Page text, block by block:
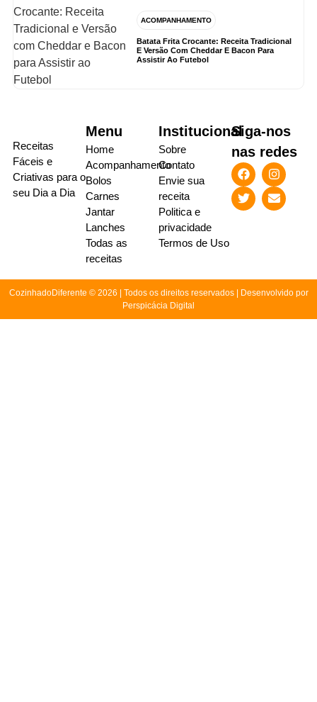
ACOMPANHAMENTO
Batata Frita Crocante: Receita Tradicional
E Versão Com Cheddar E Bacon Para
Assistir Ao Futebol
Receitas
Fáceis e
Criativas para o
seu Dia a Dia
Menu
Home
Acompanhamento
Bolos
Carnes
Jantar
Lanches
Todas as
receitas
Institucional
Sobre
Contato
Envie sua
receita
Politica e
privacidade
Termos de Uso
Siga-nos
nas redes
CozinhadoDiferente © 2026 | Todos os direitos reservados | Desenvolvido por
Perspicácia Digital